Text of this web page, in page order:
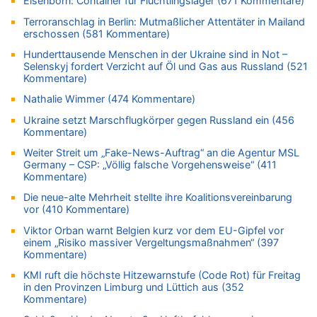
08.08.2026 - 13:03 von WK zu
Kollision zwischen Autofahrer und Radfahrer an RAVeL-Weg
08.08.2026 - 12:56 von WK zu
Wasserstand des Rheins in NRW so niedrig wie noch nie
08.08.2026 - 12:29 von WK zu
Tempolimit in 30er-Zonen – Untersuchung von Vias
08.08.2026 - 12:01 von Hugo Egon Bernhard von Sinnen zu
Zurück an den Rhein: Hendrich wechselt zum 1. FC Köln
08.08.2026 - 11:39 von Dax zu
In Belgien missachten zwei von drei Autofahrern das
Tempolimit in 30er-Zonen – Untersuchung von Vias
08.08.2026 - 11:08 von Hans zu
Aachen ab 11. August wieder Mekka des Pferdesports –
Belgien setzt bei Reit-WM auf starke Springreiter
08.08.2026 - 10:21 von Hugo Egon Bernhard von Sinnen zu
Tempolimit in 30er-Zonen – Untersuchung von Vias
08.08.2026 - 10:07 von Hugo Egon Bernhard von Sinnen zu
Wie kam es zur Ceuta-Krise?
Terroranschlag in Berlin: Mutmaßlicher Attentäter in Mailand
erschossen (581 Kommentare)
Hunderttausende Menschen in der Ukraine sind in Not –
Selenskyj fordert Verzicht auf Öl und Gas aus Russland (521
Kommentare)
Nathalie Wimmer (474 Kommentare)
Ukraine setzt Marschflugkörper gegen Russland ein (456
Kommentare)
Weiter Streit um „Fake-News-Auftrag“ an die Agentur MSL
Germany – CSP: „Völlig falsche Vorgehensweise“ (411
Kommentare)
Die neue-alte Mehrheit stellte ihre Koalitionsvereinbarung
vor (410 Kommentare)
Viktor Orban warnt Belgien kurz vor dem EU-Gipfel vor
einem „Risiko massiver Vergeltungsmaßnahmen“ (397
Kommentare)
KMI ruft die höchste Hitzewarnstufe (Code Rot) für Freitag
in den Provinzen Limburg und Lüttich aus (352
Kommentare)